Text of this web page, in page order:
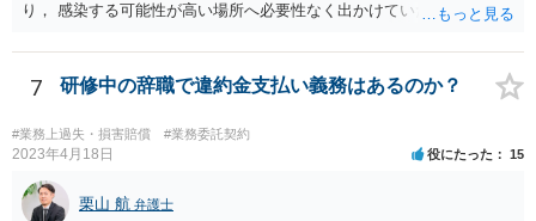
り， 感染する可能性が高い場所へ必要性なく出かけていたりした場合
るリスクがあり得ると思います。 もし事業所閉鎖になった場合には損
害が大きくなりますので，注意が必要ですね。
7 研修中の辞職で違約金支払い義務はあるのか？
#業務上過失・損害賠償 #業務委託契約
2023年4月18日 役にたった 15
栗山 航 弁護士